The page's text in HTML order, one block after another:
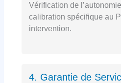
Vérification de
calibration spécifique au
intervention.
4. Garantie de